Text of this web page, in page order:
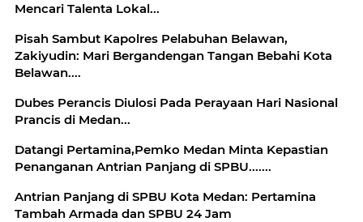
Mencari Talenta Lokal...
Pisah Sambut Kapolres Pelabuhan Belawan,
Zakiyudin: Mari Bergandengan Tangan Bebahi Kota
Belawan....
Dubes Perancis Diulosi Pada Perayaan Hari Nasional
Prancis di Medan...
Datangi Pertamina,Pemko Medan Minta Kepastian
Penanganan Antrian Panjang di SPBU.......
Antrian Panjang di SPBU Kota Medan: Pertamina
Tambah Armada dan SPBU 24 Jam